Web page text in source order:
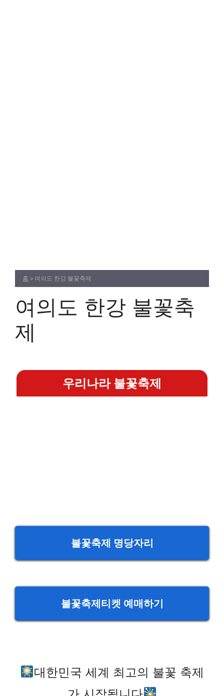
content
홈 » 여의도 한강 불꽃축제
여의도 한강 불꽃축
제
우리나라 불꽃축제
불꽃축제 명당자리
불꽃축제티켓 예매하기
대한민국 세계 최고의 불꽃 축제